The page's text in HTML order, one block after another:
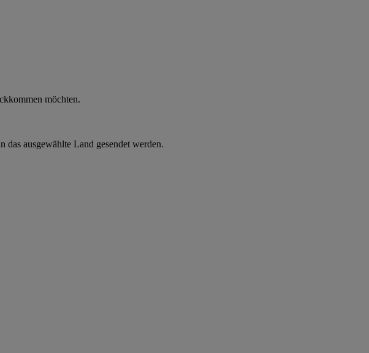
möchten.
ausgewählte Land gesendet werden.